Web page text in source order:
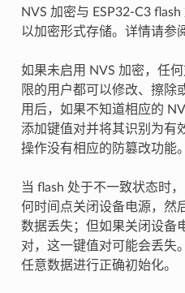
NVS 加密与 ESP32-C3
以加密形式存储。详情请参
如果未启用 NVS 加密，任
限的用户都可以修改、擦除
用后，如果不知道相应的
添加键值对并将其识别为有
操作没有相应的防篡改功能。
当 flash 处于不一致状态时
何时间点关闭设备电源，然
数据丢失；但如果关闭设备
对，这一键值对可能会丢失
任意数据进行正确初始化。